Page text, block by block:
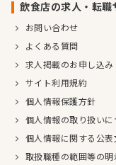
飲食店の求人・転
お問い合わせ
よくある質問
求人掲載のお申し込み
サイト利用規約
個人情報保護方針
個人情報の取り扱いに
個人情報に関する公表
取扱職種の範囲等の明